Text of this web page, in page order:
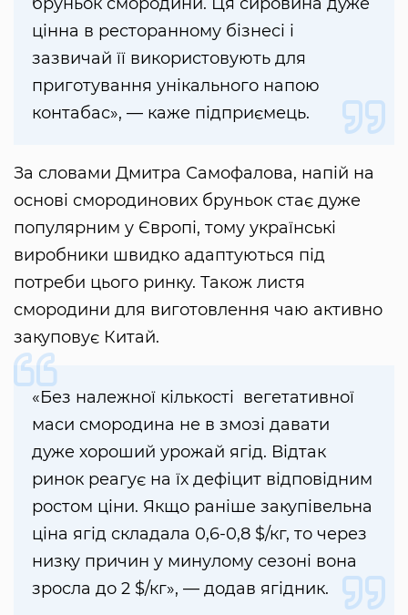
цінна в ресторанному бізнесі і
зазвичай її використовують для
приготування унікального напою
контабас», — каже підприємець.
За словами Дмитра Самофалова, напій на
основі смородинових бруньок стає дуже
популярним у Європі, тому українські
виробники швидко адаптуються під
потреби цього ринку. Також листя
смородини для виготовлення чаю активно
закуповує Китай.
«Без належної кількості вегетативної
маси смородина не в змозі давати
дуже хороший урожай ягід. Відтак
ринок реагує на їх дефіцит відповідним
ростом ціни. Якщо раніше закупівельна
ціна ягід складала 0,6-0,8 $/кг, то через
низку причин у минулому сезоні вона
зросла до 2 $/кг», — додав ягідник.